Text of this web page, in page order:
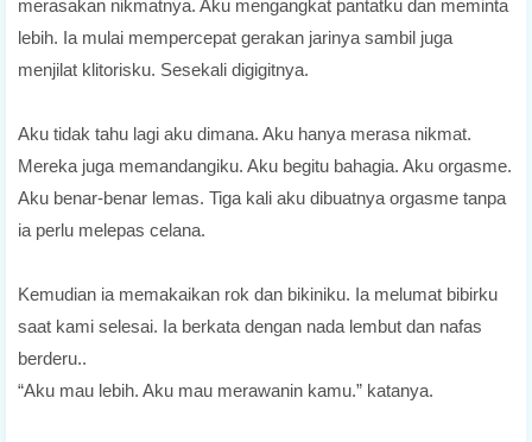
merasakan nikmatnya. Aku mengangkat pantatku dan meminta
lebih. Ia mulai mempercepat gerakan jarinya sambil juga
menjilat klitorisku. Sesekali digigitnya.
Aku tidak tahu lagi aku dimana. Aku hanya merasa nikmat.
Mereka juga memandangiku. Aku begitu bahagia. Aku orgasme.
Aku benar-benar lemas. Tiga kali aku dibuatnya orgasme tanpa
ia perlu melepas celana.
Kemudian ia memakaikan rok dan bikiniku. Ia melumat bibirku
saat kami selesai. Ia berkata dengan nada lembut dan nafas
berderu..
“Aku mau lebih. Aku mau merawanin kamu.” katanya.